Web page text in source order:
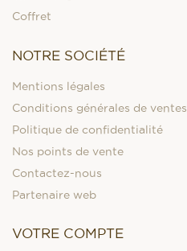
Coffret
NOTRE SOCIÉTÉ
Mentions légales
Conditions générales de ventes
Politique de confidentialité
Nos points de vente
Contactez-nous
Partenaire web
VOTRE COMPTE